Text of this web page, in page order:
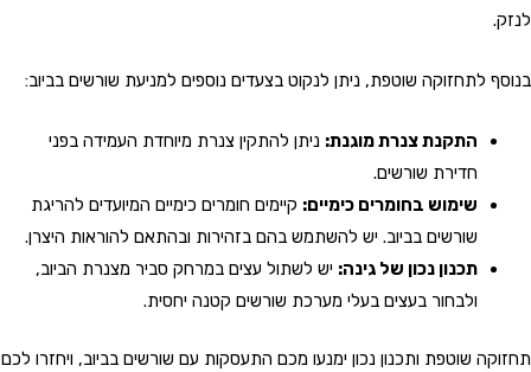
לנזק.
בנוסף לתחזוקה שוטפת, ניתן לנקוט בצעדים נוספים למניעת שורשים בביוב:
התקנת צנרת מוגנת: ניתן להתקין צנרת מיוחדת העמידה בפני
חדירת שורשים.
שימוש בחומרים כימיים: קיימים חומרים כימיים המיועדים להריגת
שורשים בביוב. יש להשתמש בהם בזהירות ובהתאם להוראות היצרן.
תכנון נכון של גינה: יש לשתול עצים במרחק סביר מצנרת הביוב,
ולבחור בעצים בעלי מערכת שורשים קטנה יחסית.
תחזוקה שוטפת ותכנון נכון ימנעו מכם התעסקות עם שורשים בביוב, ויחזרו לכם